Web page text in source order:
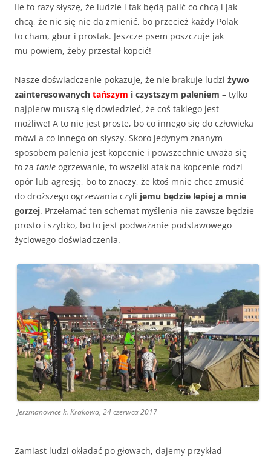
Ile to razy słyszę, że ludzie i tak będą palić co chcą i jak
chcą, że nic się nie da zmienić, bo przecież każdy Polak
to cham, gbur i prostak. Jeszcze psem poszczuje jak
mu powiem, żeby przestał kopcić!
Nasze doświadczenie pokazuje, że nie brakuje ludzi żywo
zainteresowanych tańszym i czystszym paleniem – tylko
najpierw muszą się dowiedzieć, że coś takiego jest
możliwe! A to nie jest proste, bo co innego się do człowieka
mówi a co innego on słyszy. Skoro jedynym znanym
sposobem palenia jest kopcenie i powszechnie uważa się
to za tanie ogrzewanie, to wszelki atak na kopcenie rodzi
opór lub agresję, bo to znaczy, że ktoś mnie chce zmusić
do droższego ogrzewania czyli jemu będzie lepiej a mnie
gorzej. Przełamać ten schemat myślenia nie zawsze będzie
prosto i szybko, bo to jest podważanie podstawowego
życiowego doświadczenia.
Jerzmanowice k. Krakowa, 24 czerwca 2017
Zamiast ludzi okładać po głowach, dajemy przykład